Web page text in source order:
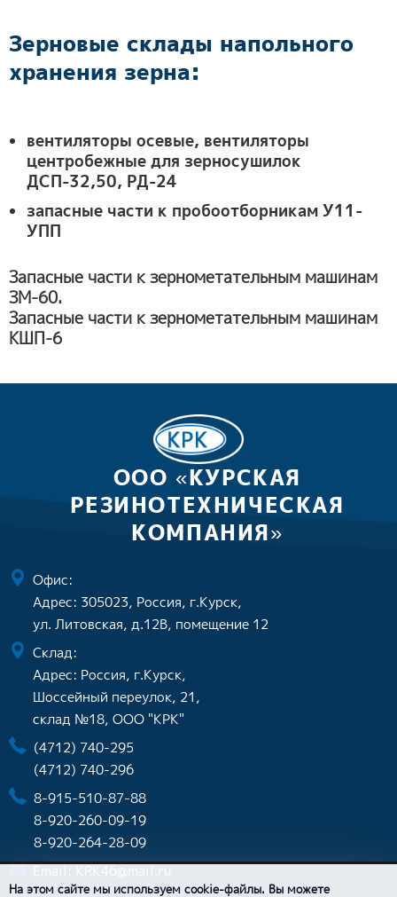
Зерновые склады напольного
хранения зерна:
вентиляторы осевые, вентиляторы
центробежные для зерносушилок
ДСП-32,50, РД-24
запасные части к пробоотборникам У11-
УПП
Запасные части к зернометательным машинам
ЗМ-60.
Запасные части к зернометательным машинам
КШП-6
ООО «КУРСКАЯ
РЕЗИНОТЕХНИЧЕСКАЯ
КОМПАНИЯ»
Офис:
Адрес: 305023, Россия, г.Курск,
ул. Литовская, д.12В, помещение 12
Склад:
Адрес: Россия, г.Курск,
Шоссейный переулок, 21,
склад №18, ООО "КРК"
(4712) 740-295
(4712) 740-296
8-915-510-87-88
8-920-260-09-19
8-920-264-28-09
Email:KRK46@mail.ru
На этом сайте мы используем cookie-файлы. Вы можете